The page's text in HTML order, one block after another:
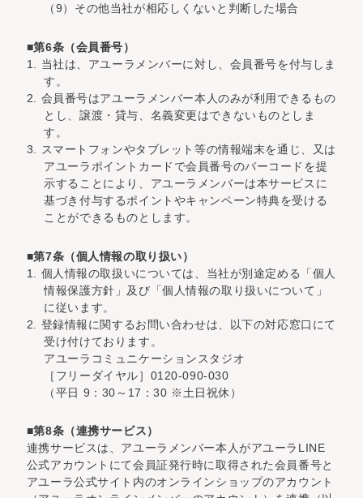
（9）その他当社が相応しくないと判断した場合
■第6条（会員番号）
1. 当社は、アユーラメンバーに対し、会員番号を付与しま
す。
2. 会員番号はアユーラメンバー本人のみが利用できるもの
とし、譲渡・貸与、名義変更はできないものとしま
す。
3. スマートフォンやタブレット等の情報端末を通じ、又は
アユーラポイントカードで会員番号のバーコードを提
示することにより、アユーラメンバーは本サービスに
基づき付与するポイントやキャンペーン特典を受ける
ことができるものとします。
■第7条（個人情報の取り扱い）
1. 個人情報の取扱いについては、当社が別途定める「個人
情報保護方針」及び「個人情報の取り扱いについて」
に従います。
2. 登録情報に関するお問い合わせは、以下の対応窓口にて
受け付けております。
アユーラコミュニケーションスタジオ
［フリーダイヤル］0120-090-030
（平日 9：30～17：30 ※土日祝休）
■第8条（連携サービス）
連携サービスは、アユーラメンバー本人がアユーラLINE
公式アカウントにて会員証発行時に取得された会員番号と
アユーラ公式サイト内のオンラインショップのアカウント